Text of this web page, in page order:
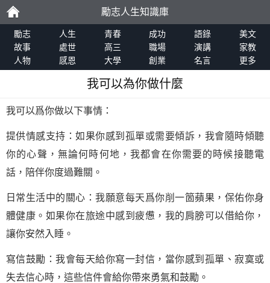
勵
志
勵志人生知識庫
勵志 人生 青春 成功 語錄
美文
故事
處世 高三 職場 演講
家教
人物
感恩 大學 創業 名言 更多
我可以為你做什麼
我可以爲你做以下事情：
提供情感支持：如果你感到孤單或需要傾訴，我會隨時傾聽
你的心聲，無論何時何地，我都會在你需要的時候接聽電
話，陪伴你度過難關。
日常生活中的關心：我願意每天爲你削一箇蘋果，保佑你身
體健康。如果你在旅途中感到疲憊，我的肩膀可以借給你，
讓你安然入睡。
寫信鼓勵：我會每天給你寫一封信，當你感到孤單、寂寞或
失去信心時，這些信件會給你帶來勇氣和鼓勵。